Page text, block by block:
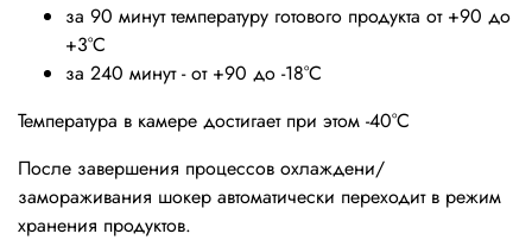
за 90 минут температуру готового продукта от +90 до
+3°С
за 240 минут - от +90 до -18°С
Температура в камере достигает при этом -40°С
После завершения процессов охлаждени/
замораживания шокер автоматически переходит в режим
хранения продуктов.